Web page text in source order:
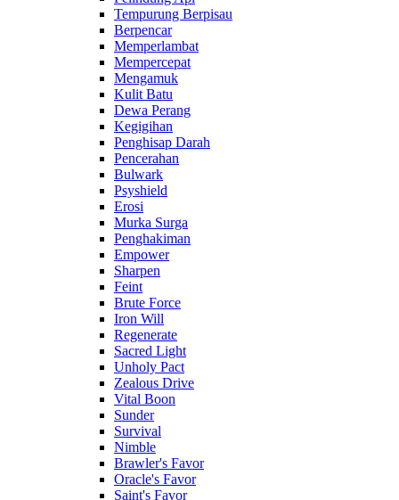
Tempurung Berpisau
Berpencar
Memperlambat
Mempercepat
Mengamuk
Kulit Batu
Dewa Perang
Kegigihan
Penghisap Darah
Pencerahan
Bulwark
Psyshield
Erosi
Murka Surga
Penghakiman
Empower
Sharpen
Feint
Brute Force
Iron Will
Regenerate
Sacred Light
Unholy Pact
Zealous Drive
Vital Boon
Sunder
Survival
Nimble
Brawler's Favor
Oracle's Favor
Saint's Favor